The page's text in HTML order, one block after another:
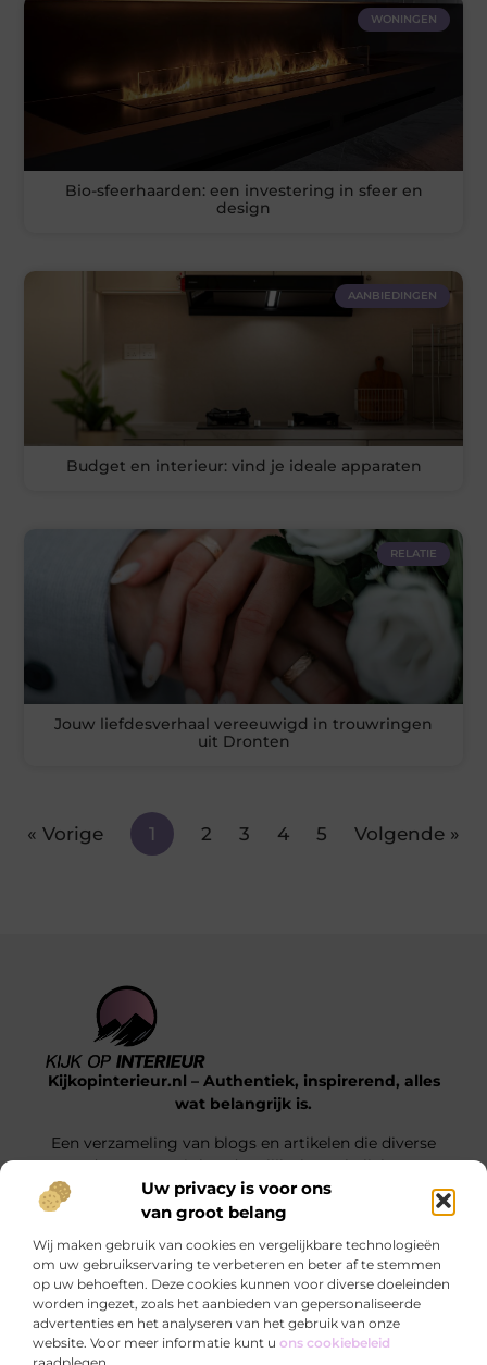
Uw privacy is voor ons
van groot belang
Wij maken gebruik van cookies en vergelijkbare technologieën
om uw gebruikservaring te verbeteren en beter af te stemmen
op uw behoeften. Deze cookies kunnen voor diverse doeleinden
worden ingezet, zoals het aanbieden van gepersonaliseerde
advertenties en het analyseren van het gebruik van onze
website. Voor meer informatie kunt u ons cookiebeleid
WONINGEN
Bio-sfeerhaarden: een investering in sfeer en
design
AANBIEDINGEN
Budget en interieur: vind je ideale apparaten
RELATIE
Jouw liefdesverhaal vereeuwigd in trouwringen
uit Dronten
« Vorige 1 2 3 4 5 Volgende »
Kijkopinterieur.nl – Authentiek, inspirerend, alles
wat belangrijk is.
Een verzameling van blogs en artikelen die diverse
onderwerpen uit het dagelijks leven belichten.
Onze informatie
Bericht categorie